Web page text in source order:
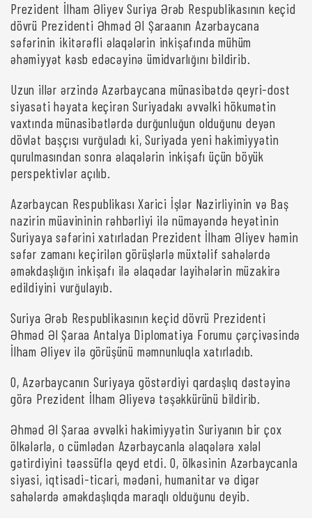
Prezident İlham Əliyev Suriya Ərəb Respublikasının keçid
dövrü Prezidenti Əhməd Əl Şaraanın Azərbaycana
səfərinin ikitərəfli əlaqələrin inkişafında mühüm
əhəmiyyət kəsb edəcəyinə ümidvarlığını bildirib.
Uzun illər ərzində Azərbaycana münasibətdə qeyri-dost
siyasəti həyata keçirən Suriyadakı əvvəlki hökumətin
vaxtında münasibətlərdə durğunluğun olduğunu deyən
dövlət başçısı vurğuladı ki, Suriyada yeni hakimiyyətin
qurulmasından sonra əlaqələrin inkişafı üçün böyük
perspektivlər açılıb.
Azərbaycan Respublikası Xarici İşlər Nazirliyinin və Baş
nazirin müavininin rəhbərliyi ilə nümayəndə heyətinin
Suriyaya səfərini xatırladan Prezident İlham Əliyev həmin
səfər zamanı keçirilən görüşlərlə müxtəlif sahələrdə
əməkdaşlığın inkişafı ilə əlaqədar layihələrin müzakirə
edildiyini vurğulayıb.
Suriya Ərəb Respublikasının keçid dövrü Prezidenti
Əhməd Əl Şaraa Antalya Diplomatiya Forumu çərçivəsində
İlham Əliyev ilə görüşünü məmnunluqla xatırladıb.
O, Azərbaycanın Suriyaya göstərdiyi qardaşlıq dəstəyinə
görə Prezident İlham Əliyevə təşəkkürünü bildirib.
Əhməd Əl Şaraa əvvəlki hakimiyyətin Suriyanın bir çox
ölkələrlə, o cümlədən Azərbaycanla əlaqələrə xələl
gətirdiyini təəssüflə qeyd etdi. O, ölkəsinin Azərbaycanla
siyasi, iqtisadi-ticari, mədəni, humanitar və digər
sahələrdə əməkdaşlıqda maraqlı olduğunu deyib.